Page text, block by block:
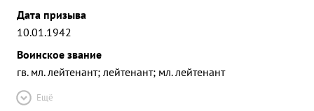
Дата призыва
10.01.1942
Воинское звание
гв. мл. лейтенант; лейтенант; мл. лейтенант
Ещё